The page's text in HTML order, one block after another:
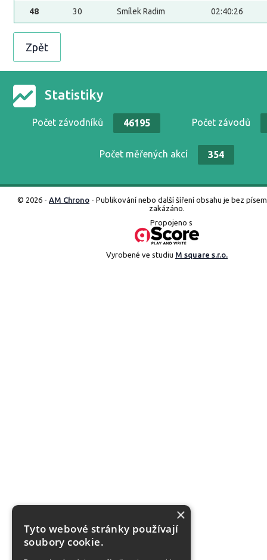
48 30 Smílek Radim 02:40:26
Zpět
Statistiky
Počet závodníků 46195 Počet závodů
Počet měřených akcí 354
© 2026 - AM Chrono - Publikování nebo další šíření obsahu je bez
zakázáno.
Propojeno s
Vyrobené ve studiu M square s.r.o.
×
Tyto webové stránky používají
soubory cookie.